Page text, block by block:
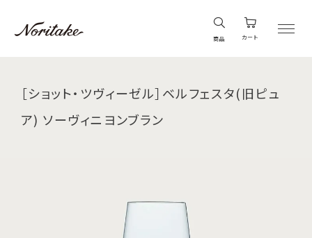
商品 カート
［ショット・ツヴィーゼル］ベルフェスタ(旧ピュ
ア) ソーヴィニヨンブラン